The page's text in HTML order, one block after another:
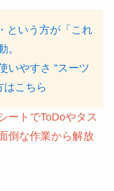
という方が「これ
。
いやすさ ”スーツ
はこちら
ートでToDoやタス
倒な作業から解放